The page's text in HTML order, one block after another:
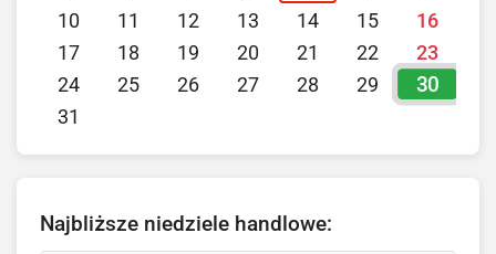
10
11 12 13 14 15
16
17
18 19 20 21 22
23
24
25 26 27 28 29 30
31
Najbliższe niedziele handlowe: